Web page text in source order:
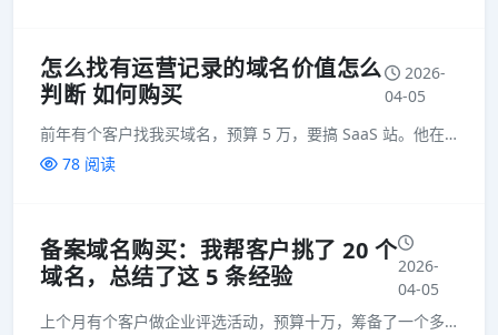
怎么找有运营记录的域名价值怎么
判断 如何购买
2026-
04-05
前年有个客户找我买域名，预算 5 万，要搞 SaaS 站。他在市场上看了两个：一个 2015 年注册的，8000 块，空了四年；另一个 2017 年注册的，3 万 5，一直做企业博客。他问我选哪个，我...
78 阅读
备案域名购买：我帮客户挑了 20 个
域名，总结了这 5 条经验
2026-
04-05
上个月有个客户做企业评选活动，预算十万，筹备了一个多月，投票链接上线第一天就在微信里红了。两千多参与者打不开，差点不给我尾款。帮他换了域名，十分钟后恢复正常。这种事我见过太多了。干了五年微信投票这一行...